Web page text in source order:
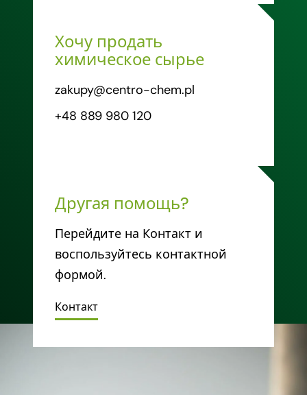
Хочу продать
химическое сырье
zakupy@centro-chem.pl
+48 889 980 120
Другая помощь?
Перейдите на Контакт и
воспользуйтесь контактной
формой.
Контакт